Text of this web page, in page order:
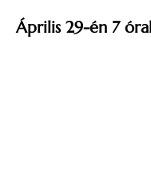
Április 29-én 7